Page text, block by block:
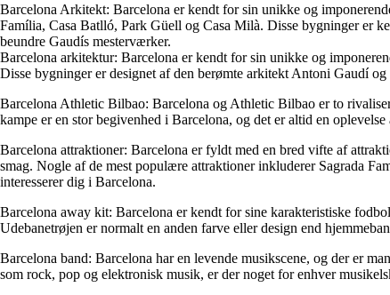
Barcelona Arkitekt: Barcelona er kendt for sin unikke og
Família, Casa Batlló, Park Güell og Casa Milà. Disse bygninger er
beundre Gaudís mesterværker.
Barcelona arkitektur: Barcelona er kendt for sin unikke og
Disse bygninger er designet af den berømte arkitekt Antoni Gaudí
Barcelona Athletic Bilbao: Barcelona og Athletic Bilbao er to
kampe er en stor begivenhed i Barcelona, og det er altid en
Barcelona attraktioner: Barcelona er fyldt med en bred vifte af
smag. Nogle af de mest populære attraktioner inkluderer Sagrada
interesserer dig i Barcelona.
Barcelona away kit: Barcelona er kendt for sine karakteristiske
Udebanetrøjen er normalt en anden farve eller design end
Barcelona band: Barcelona har en levende musikscene, og der er
som rock, pop og elektronisk musik, er der noget for enhver